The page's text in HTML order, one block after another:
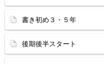
書き初め３・５年
後期後半スタート